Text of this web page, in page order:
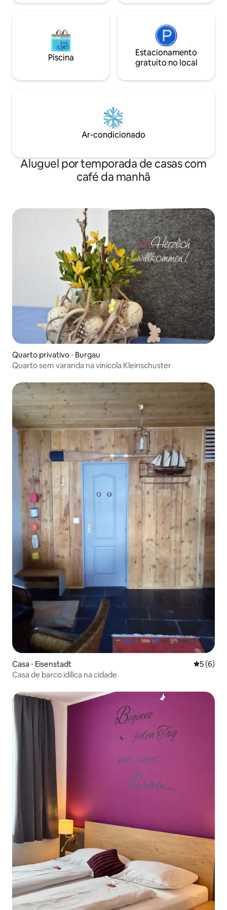
Piscina
Estacionamento
gratuito no local
Ar-condicionado
Aluguel por temporada de casas com
café da manhã
Quarto privativo ⋅ Burgau
Quarto sem varanda na vinícola Kleinschuster
Casa ⋅ Eisenstadt 5 de
5 (6)
Casa de barco idílica na cidade